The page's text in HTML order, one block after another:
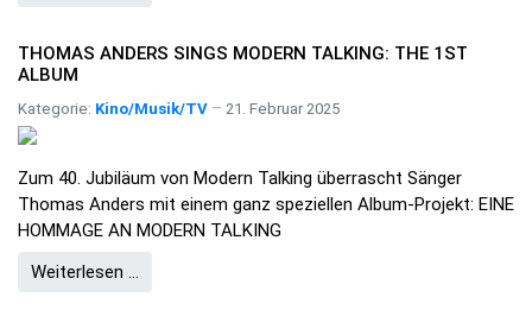
THOMAS ANDERS SINGS MODERN TALKING: THE 1ST
ALBUM
Kategorie: Kino/Musik/TV 21. Februar 2025
Zum 40. Jubiläum von Modern Talking überrascht Sänger
Thomas Anders mit einem ganz speziellen Album-Projekt: EINE
HOMMAGE AN MODERN TALKING
Weiterlesen …